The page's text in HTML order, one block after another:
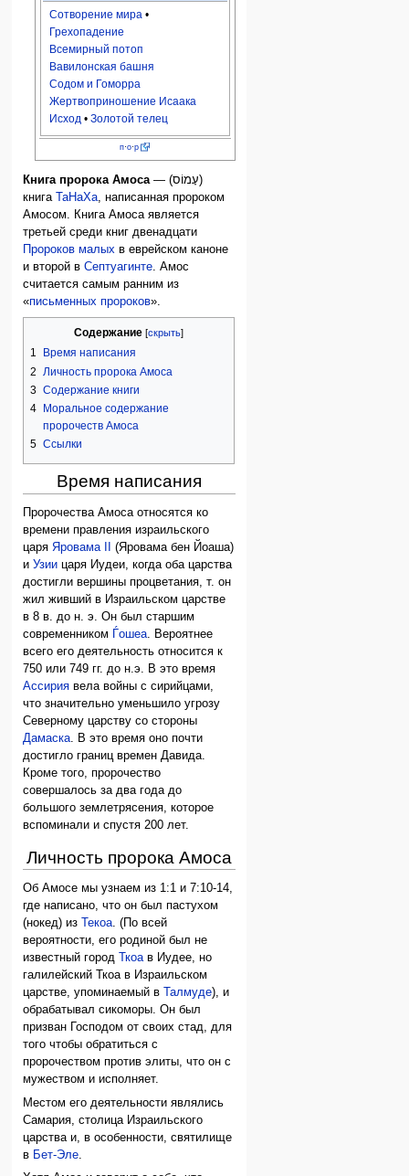
Сотворение мира •
Грехопадение
Всемирный потоп
Вавилонская башня
Содом и Гоморра
Жертвоприношение Исаака
Исход • Золотой телец
п·о·р
Книга пророка Амоса— (עָמוֹס)
книга
ТаНаХа, написанная пророком
Амосом. Книга Амоса является
третьей среди книг двенадцати
Пророков малых в еврейском каноне
и второй вСептуагинте. Амос
считается самым ранним из
«письменных пророков».
Содержание
1
Время написания
2
Личность пророка Амоса
3 Содержание книги
4
Моральное содержание
пророчеств Амоса
5 Ссылки
Время написания
Пророчества Амоса относятся ко
времени правления израильского
царяЯровама II
(Яровама бен Йоаша)
иУзии царя Иудеи, когда оба царства
достигли вершины процветания, т. он
жил живший в Израильском царстве
в 8 в. до н. э. Он был старшим
современником
Ѓошеа. Вероятнее
всего его деятельность относится к
750 или 749 гг. до н.э. В это время
Ассирия вела войны с сирийцами,
что значительно уменьшило угрозу
Северному царству со стороны
Дамаска. В это время оно почти
достигло границ времен Давида.
Кроме того, пророчество
совершалось за два года до
большого землетрясения, которое
вспоминали и спустя 200 лет.
Личность пророка Амоса
Об Амосе мы узнаем из 1:1 и 7:10-14,
где написано, что он был пастухом
(нокед) из
Текоа. (По всей
вероятности, его родиной был не
известный город
Ткоав Иудее, но
галилейский Ткоа в Израильском
царстве, упоминаемый в
Талмуде), и
обрабатывал сикоморы. Он был
призван Господом от своих стад, для
того чтобы обратиться с
пророчеством против элиты, что он с
мужеством и исполняет.
Местом его деятельности являлись
Самария, столица Израильского
царства и, в особенности, святилище
в Бет-Эле.